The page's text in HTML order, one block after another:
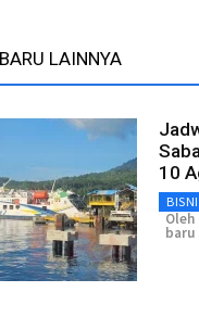
LAINNYA
10
Oleh
baru